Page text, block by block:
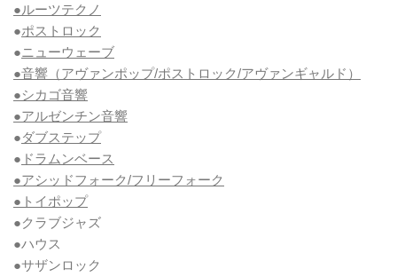
●ルーツテクノ
●ポストロック
●ニューウェーブ
●音響（アヴァンポップ/ポストロック/アヴァンギャルド）
●シカゴ音響
●アルゼンチン音響
●ダブステップ
● ドラムンベース
●アシッドフォーク/フリーフォーク
●トイポップ
●クラブジャズ
●ハウス
●サザンロック